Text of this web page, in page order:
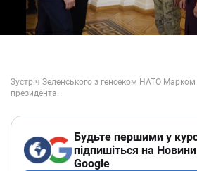
Будьте першими у
підпишіться на
Google